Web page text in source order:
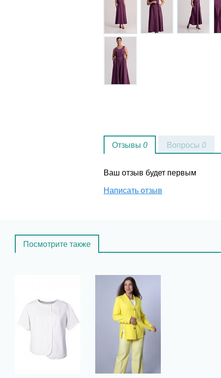
Отзывы 0
Ваш отзыв будет первым
Написать отзыв
Вопросы 0
Посмотрите также